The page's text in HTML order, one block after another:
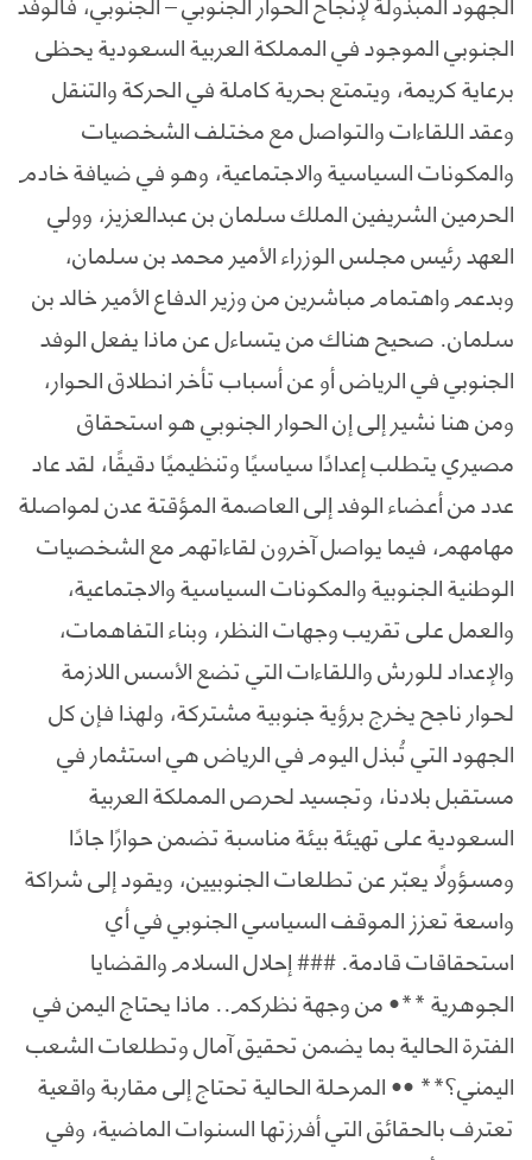
الجنوبي الموجود في المملكة العربية السعودية يحظى
برعاية كريمة، ويتمتع بحرية كاملة في الحركة والتنقل
وعقد اللقاءات والتواصل مع مختلف الشخصيات
والمكونات السياسية والاجتماعية، وهو في ضيافة خادم
الحرمين الشريفين الملك سلمان بن عبدالعزيز، وولي
العهد رئيس مجلس الوزراء الأمير محمد بن سلمان،
وبدعم واهتمام مباشرين من وزير الدفاع الأمير خالد بن
سلمان. صحيح هناك من يتساءل عن ماذا يفعل الوفد
الجنوبي في الرياض أو عن أسباب تأخر انطلاق الحوار،
ومن هنا نشير إلى إن الحوار الجنوبي هو استحقاق
مصيري يتطلب إعدادًا سياسيًا وتنظيميًا دقيقًا، لقد عاد
عدد من أعضاء الوفد إلى العاصمة المؤقتة عدن لمواصلة
مهامهم، فيما يواصل آخرون لقاءاتهم مع الشخصيات
الوطنية الجنوبية والمكونات السياسية والاجتماعية،
والعمل على تقريب وجهات النظر، وبناء التفاهمات،
والإعداد للورش واللقاءات التي تضع الأسس اللازمة
لحوار ناجح يخرج برؤية جنوبية مشتركة، ولهذا فإن كل
الجهود التي تُبذل اليوم في الرياض هي استثمار في
مستقبل بلادنا، وتجسيد لحرص المملكة العربية
السعودية على تهيئة بيئة مناسبة تضمن حوارًا جادًا
ومسؤولًا يعبّر عن تطلعات الجنوبيين، ويقود إلى شراكة
واسعة تعزز الموقف السياسي الجنوبي في أي
استحقاقات قادمة. ### إحلال السلام والقضايا
الجوهرية **• من وجهة نظركم.. ماذا يحتاج اليمن في
الفترة الحالية بما يضمن تحقيق آمال وتطلعات الشعب
اليمني؟** •• المرحلة الحالية تحتاج إلى مقاربة واقعية
تعترف بالحقائق التي أفرزتها السنوات الماضية، وفي